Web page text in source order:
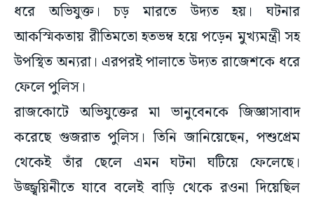
ধরে অভিযুক্ত। চড় মারতে উদ্যত হয়। ঘটনার
আকস্মিকতায় রীতিমতো হতভম্ব হয়ে পড়েন মুখ্যমন্ত্রী সহ
উপস্থিত অন্যরা। এরপরই পালাতে উদ্যত রাজেশকে ধরে
ফেলে পুলিস।
রাজকোটে অভিযুক্তের মা ভানুবেনকে জিজ্ঞাসাবাদ
করেছে গুজরাত পুলিস। তিনি জানিয়েছেন, পশুপ্রেম
থেকেই তাঁর ছেলে এমন ঘটনা ঘটিয়ে ফেলেছে।
উজ্জ্বয়িনীতে যাবে বলেই বাড়ি থেকে রওনা দিয়েছিল